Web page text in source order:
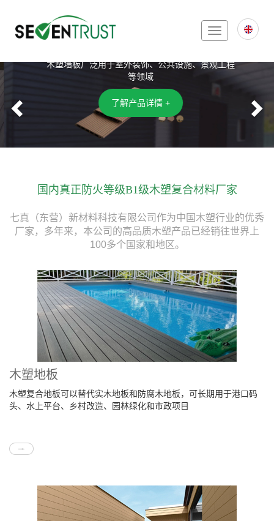
Toggle
navigation
木塑复合墙板
木塑墙板广泛用于室外装饰、公共设施、景观工程
等领域
了解产品详情 +
Previous
国内真正防火等级B1级木塑复合材料厂家
七真（东营）新材料科技有限公司作为中国木塑行业的优秀
厂家，多年来，本公司的高品质木塑产品已经销往世界上
100多个国家和地区。
木塑地板
木塑复合地板可以替代实木地板和防腐木地板，可长期用于港口码
头、水上平台、乡村改造、园林绿化和市政项目